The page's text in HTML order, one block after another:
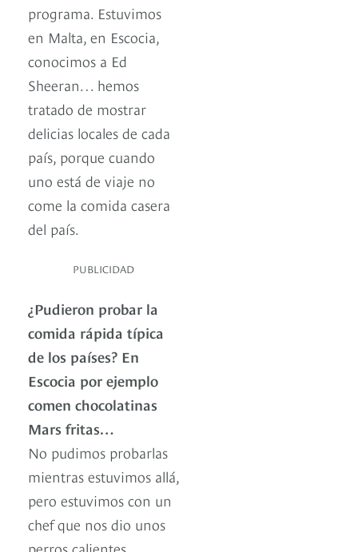
programa. Estuvimos
en Malta, en Escocia,
conocimos a Ed
Sheeran… hemos
tratado de mostrar
delicias locales de cada
país, porque cuando
uno está de viaje no
come la comida casera
del país.
PUBLICIDAD
¿Pudieron probar la
comida rápida típica
de los países? En
Escocia por ejemplo
comen chocolatinas
Mars fritas…
No pudimos probarlas
mientras estuvimos allá,
pero estuvimos con un
chef que nos dio unos
perros calientes